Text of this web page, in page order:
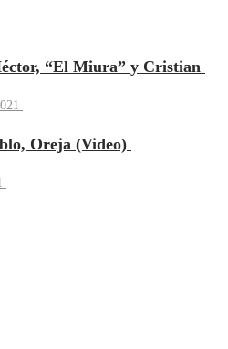
“El Miura” y Cristian
Oreja (Video)